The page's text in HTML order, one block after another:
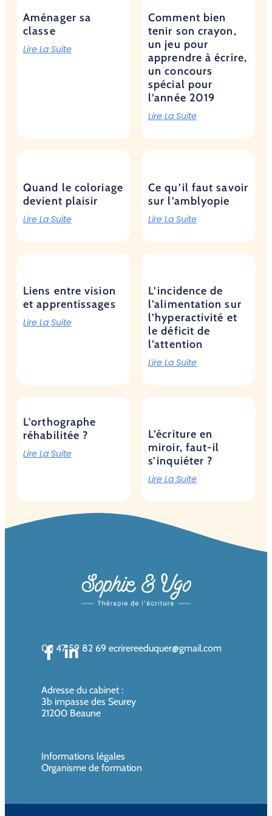
Aménager sa
classe
Lire La Suite
Comment bien
tenir son crayon,
un jeu pour
apprendre à écrire,
un concours
spécial pour
l’année 2019
Lire La Suite
Quand le coloriage
devient plaisir
Lire La Suite
Ce qu’il faut savoir
sur l’amblyopie
Lire La Suite
Liens entre vision
et apprentissages
Lire La Suite
L’incidence de
l’alimentation sur
l’hyperactivité et
le déficit de
l’attention
Lire La Suite
L’orthographe
réhabilitée ?
Lire La Suite
L’écriture en
miroir, faut-il
s’inquiéter ?
Lire La Suite
06 47 59 82 69 ecrirereeduquer@gmail.com
Adresse du cabinet :
3b impasse des Seurey
21200 Beaune
Informations légales
Organisme de formation